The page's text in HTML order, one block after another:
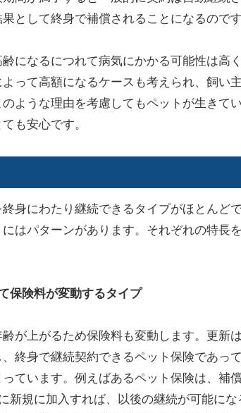
として終身で補償されることになるのです
になるにつれて病気にかかる可能性は高
って高額になるケースも考えられ、飼い
ような理由を考慮してもペットが生きて
も安心です。
身にわたり継続できるタイプがほとんど
はパターンがあります。それぞれの特長
保険料が変動するタイプ
が上がるため保険料も変動します。更新
終身で継続契約できるペット保険であっ
ています。例えばあるペット保険は、補
新規に加入すれば、以後の継続が可能に